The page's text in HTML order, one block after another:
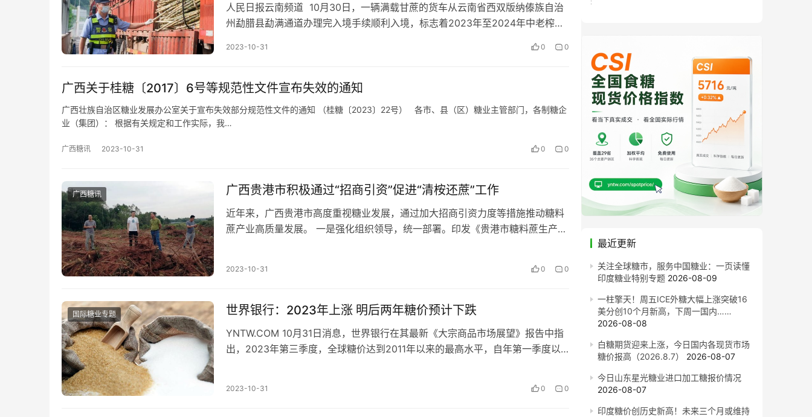
人民日报云南频道 10月30日，一辆满载甘蔗的货车从云南省西双版纳傣族自治
州勐腊县勐满通道办理完入境手续顺利入境，标志着2023年至2024年中老榨季
2023-10-31 0 0
广西关于桂糖〔2017〕6号等规范性文件宣布失效的通知
广西壮族自治区糖业发展办公室关于宣布失效部分规范性文件的通知 （桂糖〔2023〕22号） 各市、县（区）糖业主管部门，各制糖企
业（集团）： 根据有关规定和工作实际，我…
广西糖讯 2023-10-31 0 0
广西糖讯 广西贵港市积极通过“招商引资”促进“清桉还蔗”工作
近年来，广西贵港市高度重视糖业发展，通过加大招商引资力度等措施推动糖料
蔗产业高质量发展。 一是强化组织领导，统一部署。印发《贵港市糖料蔗生产保
2023-10-31 0 0
国际糖业专题 世界银行：2023年上涨 明后两年糖价预计下跌
YNTW.COM 10月31日消息，世界银行在其最新《大宗商品市场展望》报告中指
出，2023年第三季度，全球糖价达到2011年以来的最高水平，自年第一季度以
2023-10-31 0 0
最近更新
关注全球糖市，服务中国糖业：一页读懂
印度糖业特别专题 2026-08-09
一柱擎天！周五ICE外糖大幅上涨突破16
美分创10个月新高，下周一国内……
2026-08-08
白糖期货迎来上涨，今日国内各现货市场
糖价报高（2026.8.7）
2026-08-07
今日山东星光糖业进口加工糖报价情况
2026-08-07
印度糖价创历史新高！未来三个月或维持